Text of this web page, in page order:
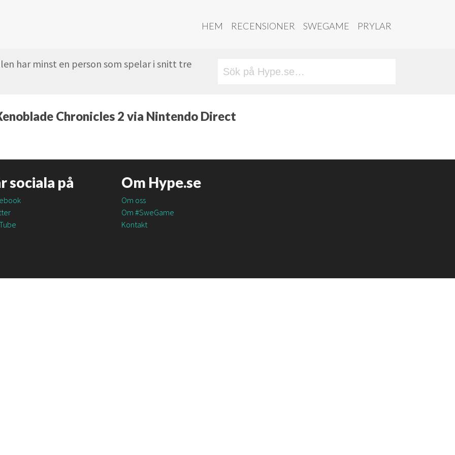
HEM RECENSIONER SWEGAME PRYLAR
har minst en person som spelar i snitt tre
Chronicles 2 via Nintendo Direct
sociala på Om Hype.se
Om oss
Om #SweGame
Kontakt